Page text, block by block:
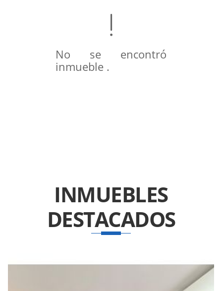
No se encontró
inmueble .
INMUEBLES
DESTACADOS